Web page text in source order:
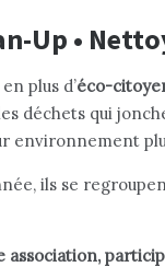
Up •
plus d’éco-
déchets qui
environnement
ils se
association,